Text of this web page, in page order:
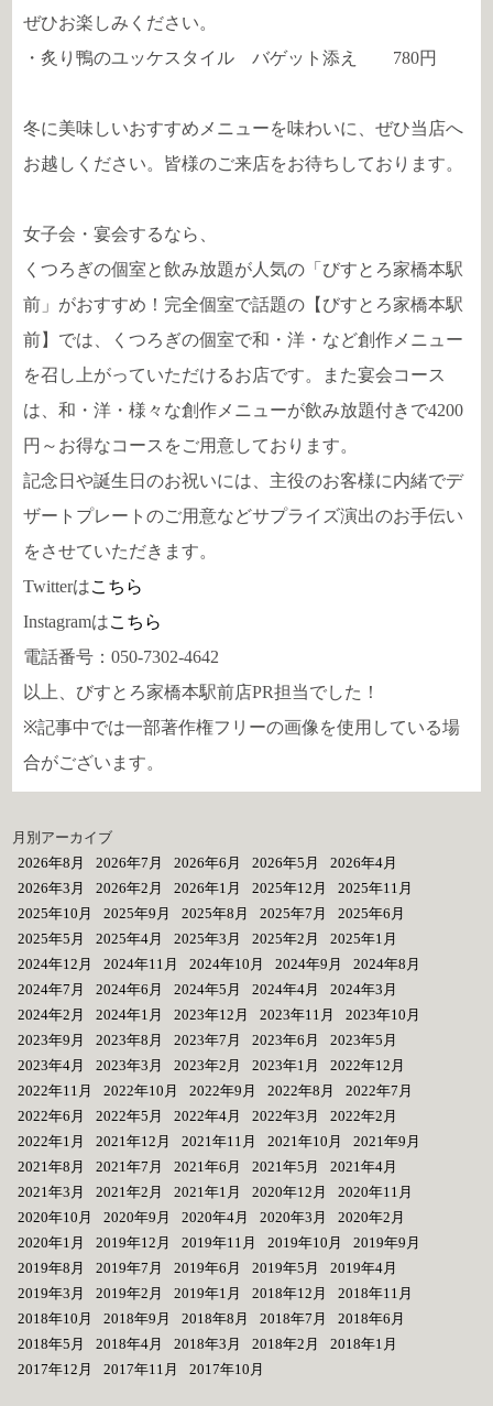
ぜひお楽しみください。
・炙り鴨のユッケスタイル バゲット添え 780円
冬に美味しいおすすめメニューを味わいに、ぜひ当店へ
お越しください。皆様のご来店をお待ちしております。
女子会・宴会するなら、
くつろぎの個室と飲み放題が人気の「びすとろ家橋本駅
前」がおすすめ！完全個室で話題の【びすとろ家橋本駅
前】では、くつろぎの個室で和・洋・など創作メニュー
を召し上がっていただけるお店です。また宴会コース
は、和・洋・様々な創作メニューが飲み放題付きで4200
円～お得なコースをご用意しております。
記念日や誕生日のお祝いには、主役のお客様に内緒でデ
ザートプレートのご用意などサプライズ演出のお手伝い
をさせていただきます。
Twitterはこちら
Instagramはこちら
電話番号：050-7302-4642
以上、びすとろ家橋本駅前店PR担当でした！
※記事中では一部著作権フリーの画像を使用している場
合がございます。
月別アーカイブ
2026年8月
2026年7月 2026年6月 2026年5月
2026年4月
2026年3月
2026年2月 2026年1月 2025年12月
2025年11月
2025年10月
2025年9月 2025年8月 2025年7月
2025年6月
2025年5月
2025年4月 2025年3月 2025年2月
2025年1月
2024年12月
2024年11月 2024年10月 2024年9月
2024年8月
2024年7月
2024年6月 2024年5月 2024年4月
2024年3月
2024年2月
2024年1月 2023年12月 2023年11月
2023年10月
2023年9月
2023年8月 2023年7月 2023年6月
2023年5月
2023年4月
2023年3月 2023年2月 2023年1月
2022年12月
2022年11月
2022年10月 2022年9月 2022年8月
2022年7月
2022年6月
2022年5月 2022年4月 2022年3月
2022年2月
2022年1月
2021年12月 2021年11月 2021年10月
2021年9月
2021年8月
2021年7月 2021年6月 2021年5月
2021年4月
2021年3月
2021年2月 2021年1月 2020年12月
2020年11月
2020年10月
2020年9月 2020年4月 2020年3月
2020年2月
2020年1月
2019年12月 2019年11月 2019年10月
2019年9月
2019年8月
2019年7月 2019年6月 2019年5月
2019年4月
2019年3月
2019年2月 2019年1月 2018年12月
2018年11月
2018年10月
2018年9月 2018年8月 2018年7月
2018年6月
2018年5月
2018年4月 2018年3月 2018年2月
2018年1月
2017年12月
2017年11月 2017年10月